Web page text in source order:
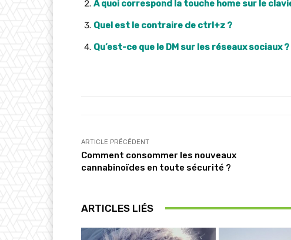
A quoi correspond la touche home sur le
Quel est le contraire de ctrl+z ?
Qu’est-ce que le DM sur les réseaux sociaux
ARTICLE PRÉCÉDENT
Comment consommer les nouveaux
cannabinoïdes en toute sécurité ?
ARTICLES LIÉS